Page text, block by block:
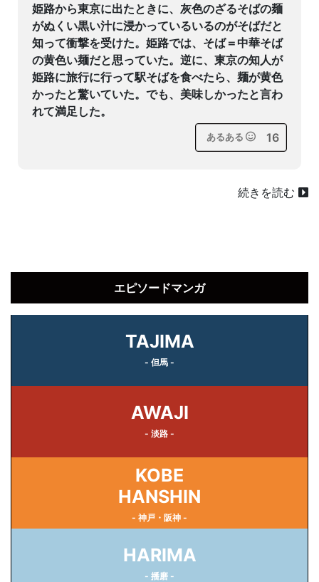
姫路から東京に出たときに、灰色のざるそばの麺
がぬくい黒い汁に浸かっているいるのがそばだと
知って衝撃を受けた。姫路では、そば＝中華そば
の黄色い麺だと思っていた。逆に、東京の知人が
姫路に旅行に行って駅そばを食べたら、麺が黄色
かったと驚いていた。でも、美味しかったと言わ
れて満足した。
あるある 16
続きを読む
エピソードマンガ
TAJIMA
- 但馬 -
AWAJI
- 淡路 -
KOBE
HANSHIN
- 神戸・阪神 -
HARIMA
- 播磨 -